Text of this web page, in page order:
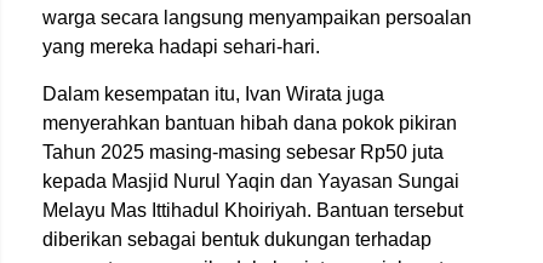
warga secara langsung menyampaikan persoalan
yang mereka hadapi sehari-hari.
Dalam kesempatan itu, Ivan Wirata juga
menyerahkan bantuan hibah dana pokok pikiran
Tahun 2025 masing-masing sebesar Rp50 juta
kepada Masjid Nurul Yaqin dan Yayasan Sungai
Melayu Mas Ittihadul Khoiriyah. Bantuan tersebut
diberikan sebagai bentuk dukungan terhadap